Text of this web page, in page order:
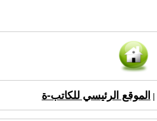
الموقع الرئيسي للكاتب-ة